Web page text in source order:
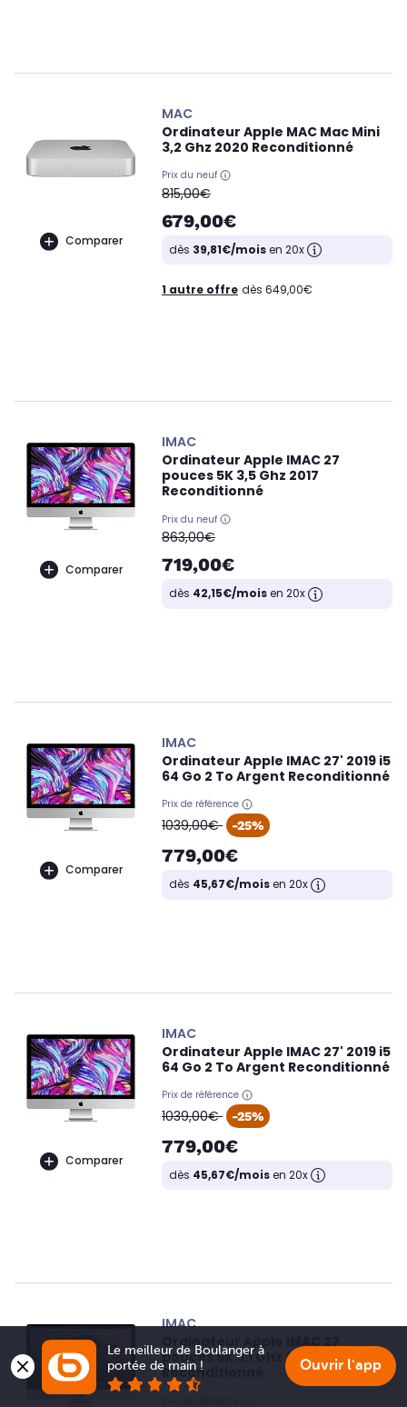
Comparer
MAC
Ordinateur Apple MAC Mac Mini
3,2 Ghz 2020 Reconditionné
Prix du neuf
oldPrice
815,00€
679,00€
dès 39,81€/moisen 20x
1 autre offre dès 649,00€
Comparer
IMAC
Ordinateur Apple IMAC 27
pouces 5K 3,5 Ghz 2017
Reconditionné
Prix du neuf
oldPrice
863,00€
719,00€
dès 42,15€/moisen 20x
Comparer
IMAC
Ordinateur Apple IMAC 27' 2019 i5
64 Go 2 To Argent Reconditionné
Prix de référence
oldPrice
1039,00€ -25%
779,00€
dès 45,67€/moisen 20x
Comparer
IMAC
Ordinateur Apple IMAC 27' 2019 i5
64 Go 2 To Argent Reconditionné
Prix de référence
oldPrice
1039,00€ -25%
779,00€
dès 45,67€/moisen 20x
IMAC
Ordinateur Apple IMAC 27
pouces 5K 3,1 Ghz 2020
Reconditionné
Le meilleur de Boulanger à
portée de main !
Ouvrir l'app